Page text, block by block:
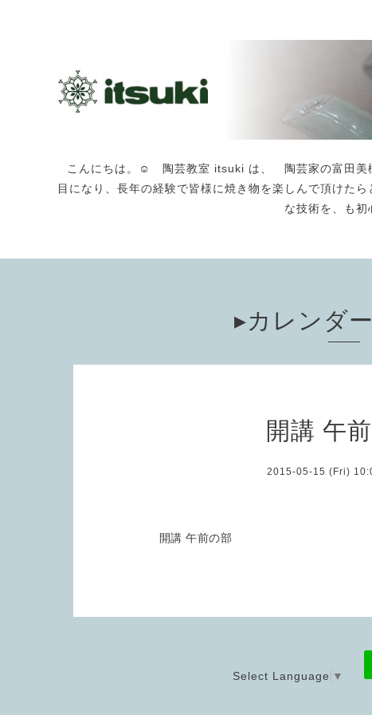
こんにちは。☺️ 陶芸教室 itsuki は、 陶芸家の富田美
目になり、長年の経験で皆様に焼き物を楽しんで頂けた
な技術を、も
▸カレンダ
開講 午
2015-05-15 (Fri)
開講 午前の部
Select Language ▼